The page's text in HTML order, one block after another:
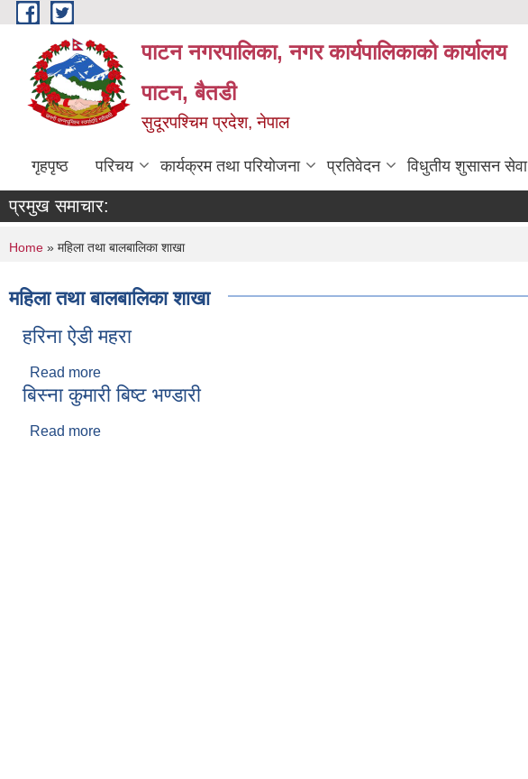
Skip to main content
पाटन नगरपालिका, नगर कार्यपालिकाको कार्यालय
पाटन, बैतडी
सुदूरपश्चिम प्रदेश, नेपाल
गृहपृष्ठ परिचय कार्यक्रम तथा परियोजना प्रतिवेदन विधुतीय शुसासन सेवा
प्रमुख समाचार:
You are here
Home » महिला तथा बालबालिका शाखा
महिला तथा बालबालिका शाखा
हरिना ऐडी महरा
Read more
बिस्‍ना कुमारी बिष्‍ट भण्डारी
Read more